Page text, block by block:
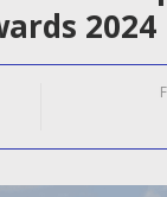
2024